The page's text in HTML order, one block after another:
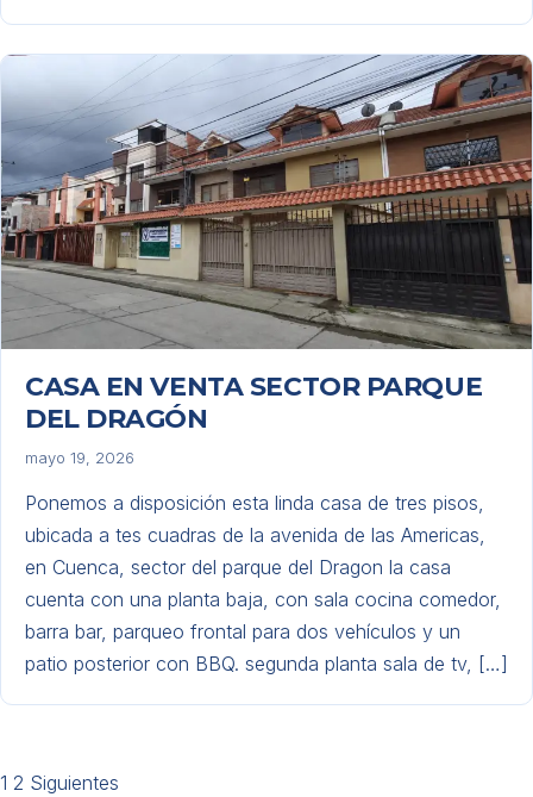
CASA EN VENTA SECTOR PARQUE
DEL DRAGÓN
mayo 19, 2026
Ponemos a disposición esta linda casa de tres pisos,
ubicada a tes cuadras de la avenida de las Americas,
en Cuenca, sector del parque del Dragon la casa
cuenta con una planta baja, con sala cocina comedor,
barra bar, parqueo frontal para dos vehículos y un
patio posterior con BBQ. segunda planta sala de tv, […]
Paginación
1 2 Siguientes